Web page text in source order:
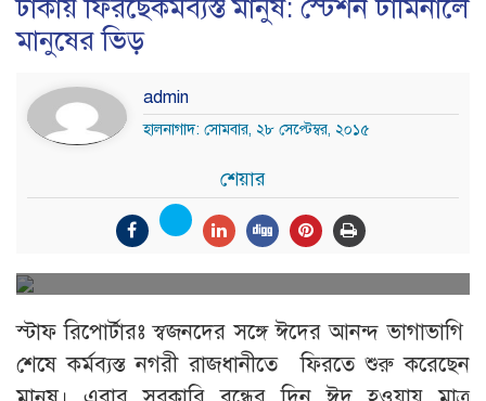
ঢাকায় ফিরছেকর্মব্যস্ত মানুষ: স্টেশন টার্মিনালে
মানুষের ভিড়
admin
হালনাগাদ: সোমবার, ২৮ সেপ্টেম্বর, ২০১৫
শেয়ার
স্টাফ রিপোর্টারঃ স্বজনদের সঙ্গে ঈদের আনন্দ ভাগাভাগি
শেষে কর্মব্যস্ত নগরী রাজধানীতে ফিরতে শুরু করেছেন